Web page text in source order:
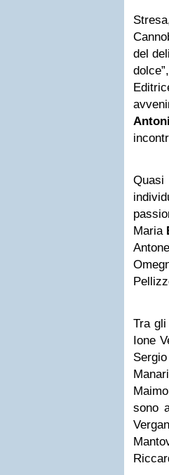
del
Maria
Tra
Ione
sono